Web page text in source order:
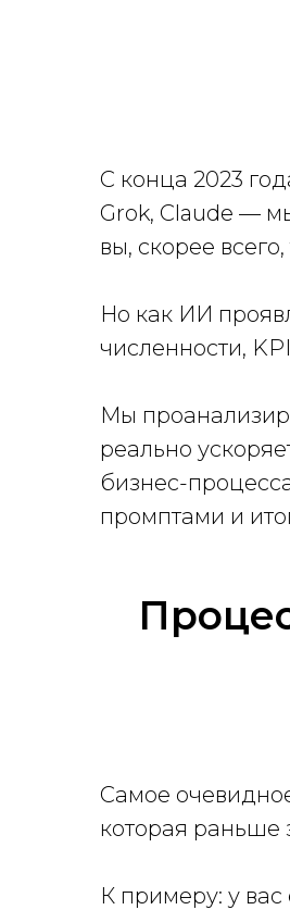
С конца 2023
Grok, Claude —
вы, скорее
Но как ИИ
численности,
Мы
реально
бизнес-
промптами и
Самое
которая раньше
К примеру: у вас